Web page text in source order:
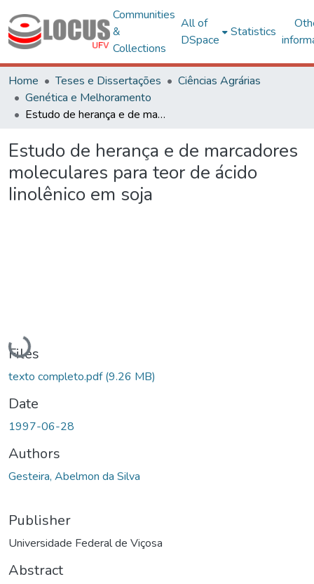
Communities
&
Collections
All of
DSpace
Statistics
Home Teses e Dissertações
Ciências Agrárias
Genética e Melhoramento
Estudo de herança e de marcadores moleculares para teor de ácido Iinolênico em soja
Estudo de herança e de marcadores
moleculares para teor de ácido
Iinolênico em soja
Loading...
Files
texto completo.pdf(9.26 MB)
Date
1997-06-28
Authors
Gesteira, Abelmon da Silva
Publisher
Universidade Federal de Viçosa
Abstract